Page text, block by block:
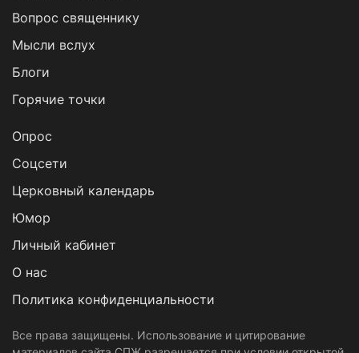
Вопрос священнику
Мысли вслух
Блоги
Горячие точки
Опрос
Cоцсети
Церковный календарь
Юмор
Личный кабинет
О нас
Политика конфиденциальности
Все права защищены. Использование и цитирование